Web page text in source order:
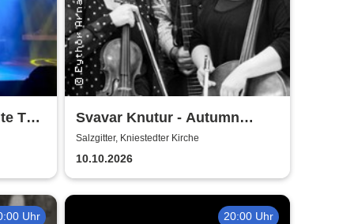
To
Svavar Knutur - Autumn
String Trio Tour
Salzgitter, Kniestedter Kirche
10.10.2026
Uhr 20:00 Uhr